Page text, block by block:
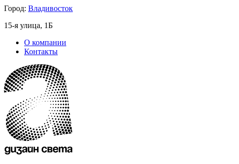
Город: Владивосток
15-я улица, 1Б
О компании
Контакты